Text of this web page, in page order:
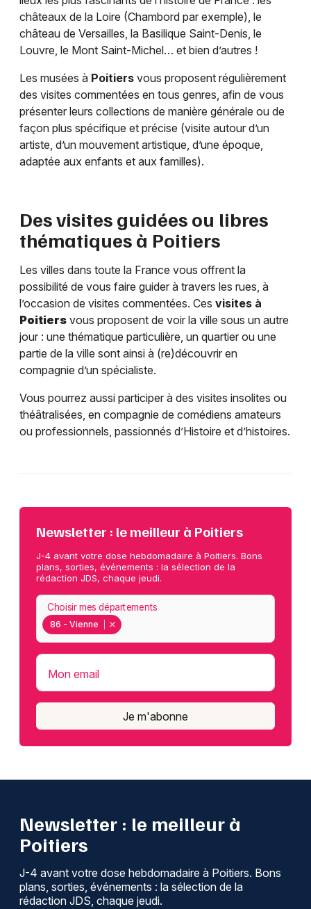
châteaux de la Loire (Chambord par exemple), le
château de Versailles, la Basilique Saint-Denis, le
Louvre, le Mont Saint-Michel… et bien d’autres !
Les musées à Poitiers vous proposent régulièrement
des visites commentées en tous genres, afin de vous
présenter leurs collections de manière générale ou de
façon plus spécifique et précise (visite autour d’un
artiste, d’un mouvement artistique, d’une époque,
adaptée aux enfants et aux familles).
Des visites guidées ou libres
thématiques à Poitiers
Les villes dans toute la France vous offrent la
possibilité de vous faire guider à travers les rues, à
l’occasion de visites commentées. Ces visites à
Poitiers vous proposent de voir la ville sous un autre
jour : une thématique particulière, un quartier ou une
partie de la ville sont ainsi à (re)découvrir en
compagnie d’un spécialiste.
Vous pourrez aussi participer à des visites insolites ou
théâtralisées, en compagnie de comédiens amateurs
ou professionnels, passionnés d’Histoire et d’histoires.
Newsletter : le meilleur à Poitiers
J-4 avant votre dose hebdomadaire à Poitiers. Bons
plans, sorties, événements : la sélection de la
rédaction JDS, chaque jeudi.
86 - Vienne
Choisir mes départements
Mon email
Je m'abonne
Newsletter : le meilleur à
Poitiers
J-4 avant votre dose hebdomadaire à Poitiers. Bons
plans, sorties, événements : la sélection de la
rédaction JDS, chaque jeudi.